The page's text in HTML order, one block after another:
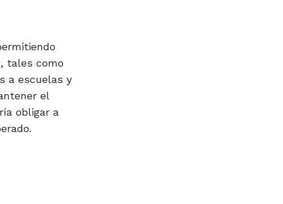
tales como
a escuelas y
el
obligar a